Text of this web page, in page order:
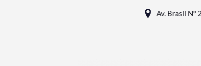
Av. Brasil N°